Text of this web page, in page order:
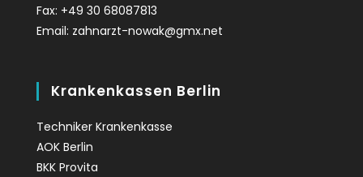
Fax: +49 30 68087813
Email: zahnarzt-nowak@gmx.net
Krankenkassen Berlin
Techniker Krankenkasse
AOK Berlin
BKK Provita